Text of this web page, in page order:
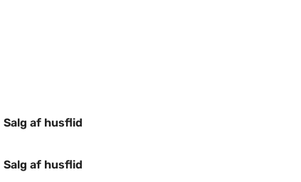
Salg af husflid
Salg af husflid
Salg af husflid